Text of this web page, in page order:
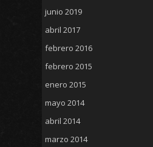
junio 2019
abril 2017
febrero 2016
febrero 2015
enero 2015
mayo 2014
abril 2014
marzo 2014